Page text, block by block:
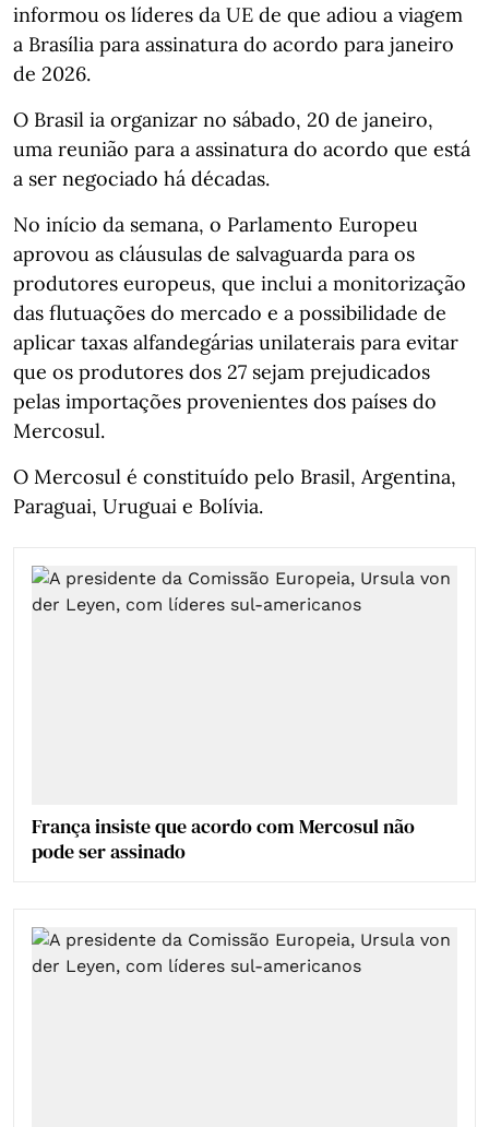
informou os líderes da UE de que adiou a viagem
a Brasília para assinatura do acordo para janeiro
de 2026.
O Brasil ia organizar no sábado, 20 de janeiro,
uma reunião para a assinatura do acordo que está
a ser negociado há décadas.
No início da semana, o Parlamento Europeu
aprovou as cláusulas de salvaguarda para os
produtores europeus, que inclui a monitorização
das flutuações do mercado e a possibilidade de
aplicar taxas alfandegárias unilaterais para evitar
que os produtores dos 27 sejam prejudicados
pelas importações provenientes dos países do
Mercosul.
O Mercosul é constituído pelo Brasil, Argentina,
Paraguai, Uruguai e Bolívia.
França insiste que acordo com Mercosul não
pode ser assinado